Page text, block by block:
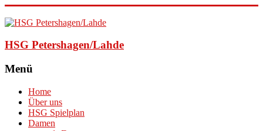
HSG Petershagen/Lahde
Menü
Home
Über uns
HSG Spielplan
Damen